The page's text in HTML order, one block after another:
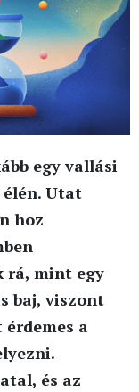
egy vallási
élén. Utat
hoz
mint egy
baj, viszont
a
és az